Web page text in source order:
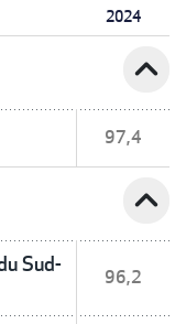
2024
expand_less
97,4
expand_less
Sud-
96,2